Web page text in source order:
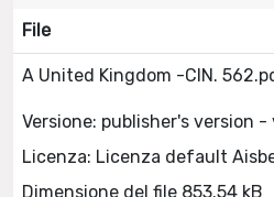
File
A United Kingdom -CIN.
Versione: publisher's version
Licenza: Licenza default
Dimensione del file 853.54 kB